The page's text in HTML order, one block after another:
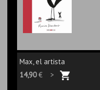
Max, el artista
14,90€ >